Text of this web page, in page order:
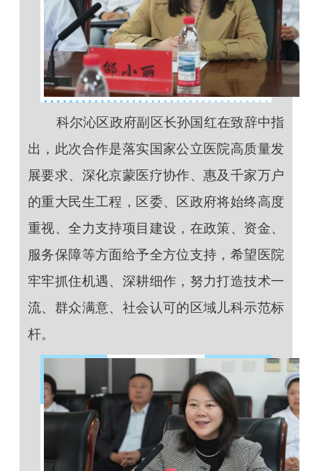
科尔沁区政府副区长孙国红在致辞中指
出，此次合作是落实国家公立医院高质量发
展要求、深化京蒙医疗协作、惠及千家万户
的重大民生工程，区委、区政府将始终高度
重视、全力支持项目建设，在政策、资金、
服务保障等方面给予全方位支持，希望医院
牢牢抓住机遇、深耕细作，努力打造技术一
流、群众满意、社会认可的区域儿科示范标
杆。